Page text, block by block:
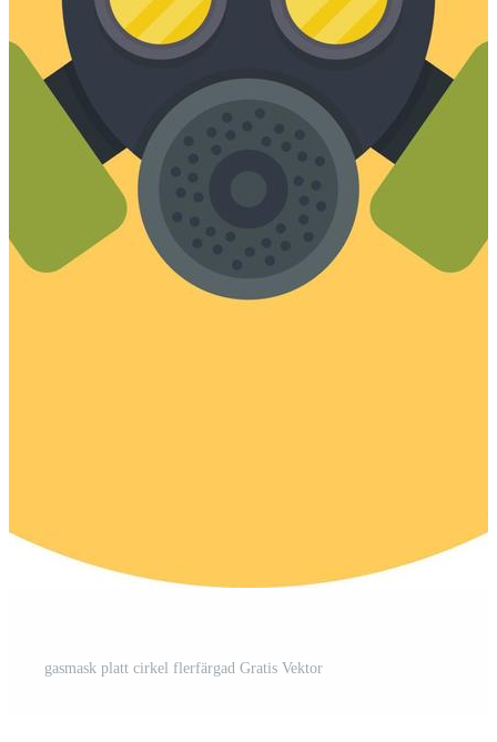
gasmask platt cirkel flerfärgad Gratis Vektor